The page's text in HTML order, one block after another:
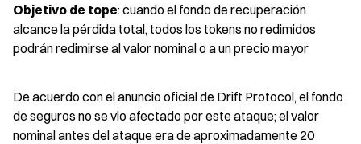
Objetivo de tope: cuando el fondo de recuperación
alcance la pérdida total, todos los tokens no redimidos
podrán redimirse al valor nominal o a un precio mayor
De acuerdo con el anuncio oficial de Drift Protocol, el fondo
de seguros no se vio afectado por este ataque; el valor
nominal antes del ataque era de aproximadamente 20